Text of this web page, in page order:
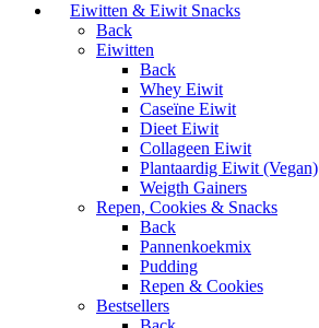
Eiwitten & Eiwit Snacks
Back
Eiwitten
Back
Whey Eiwit
Caseïne Eiwit
Dieet Eiwit
Collageen Eiwit
Plantaardig Eiwit (Vegan)
Weigth Gainers
Repen, Cookies & Snacks
Back
Pannenkoekmix
Pudding
Repen & Cookies
Bestsellers